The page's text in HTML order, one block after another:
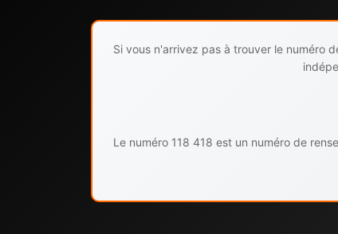
Si vous n'arrivez pas à trouver le numéro
Le numéro 118 418 est un numéro de